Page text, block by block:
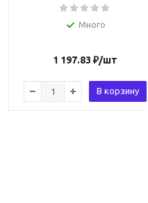
Много
1 197.83 ₽/шт
В корзину